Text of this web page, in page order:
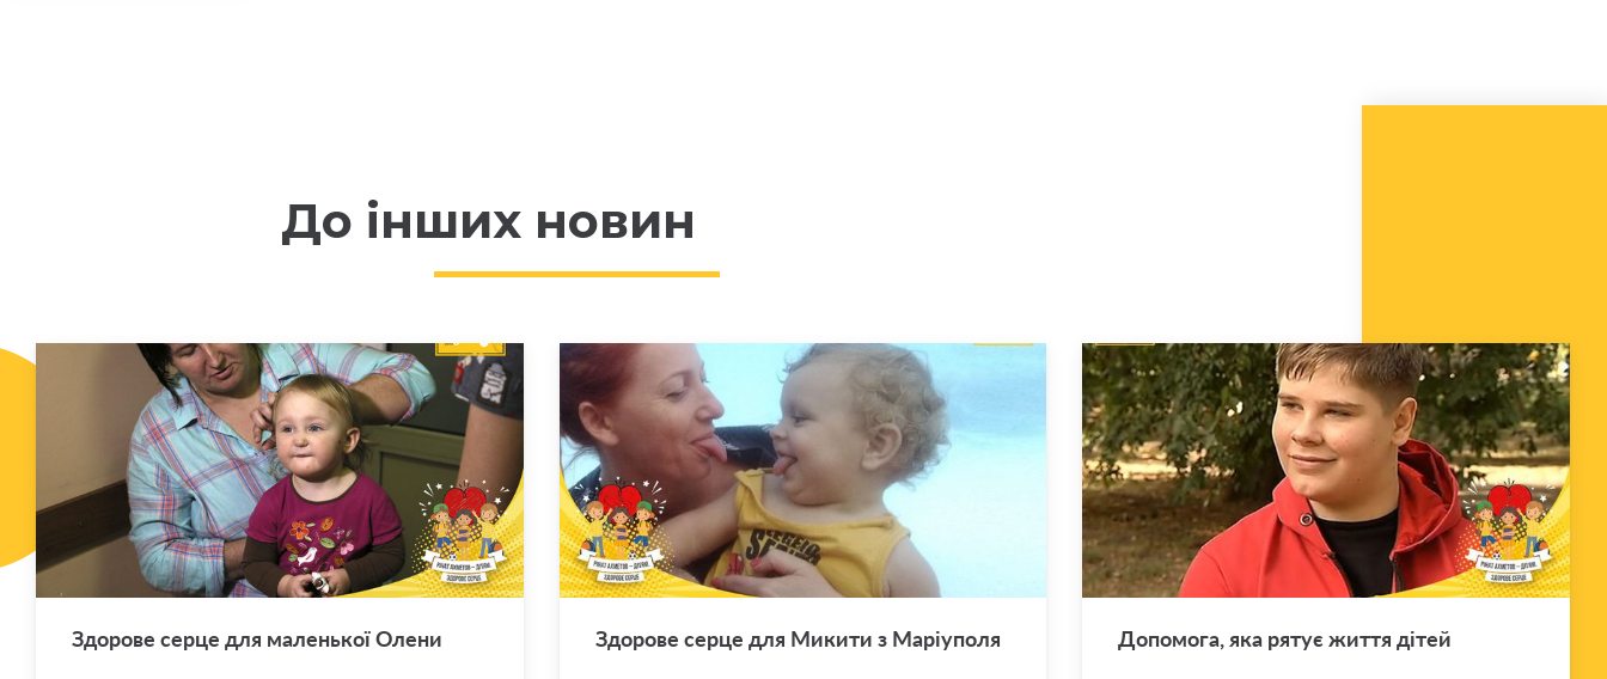
До інших новин
Здо­ро­ве серце для ма­лень­кої Олени Здо­ро­ве серце для Ми­ки­ти з Ма­рі­у­по­ля До­по­мо­га, яка рятує життя дітей